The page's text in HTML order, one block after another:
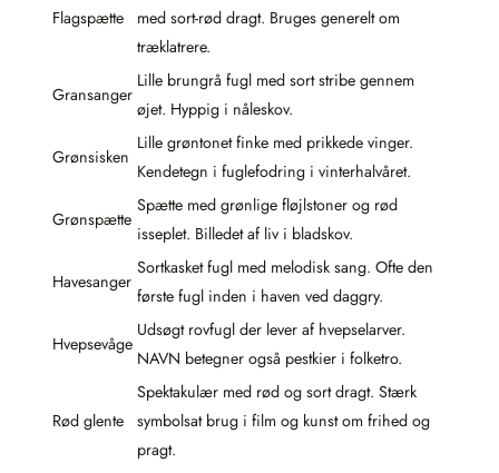
Flagspætte
med sort-rød dragt. Bruges generelt om
træklatrere.
Gransanger
Lille brungrå fugl med sort stribe gennem
øjet. Hyppig i nåleskov.
Grønsisken
Lille grøntonet finke med prikkede vinger.
Kendetegn i fuglefodring i vinterhalvåret.
Grønspætte
Spætte med grønlige fløjlstoner og rød
isseplet. Billedet af liv i bladskov.
Havesanger
Sortkasket fugl med melodisk sang. Ofte den
første fugl inden i haven ved daggry.
Hvepsevåge
Udsøgt rovfugl der lever af hvepselarver.
NAVN betegner også pestkier i folketro.
Rød glente
Spektakulær med rød og sort dragt. Stærk
symbolsat brug i film og kunst om frihed og
pragt.